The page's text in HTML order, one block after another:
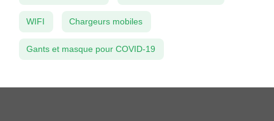
WIFI Chargeurs mobiles
Gants et masque pour COVID-19